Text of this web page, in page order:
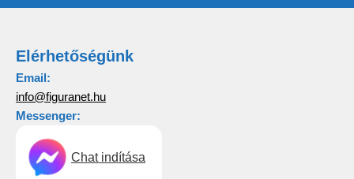
Elérhetőségünk
Email:
info@figuranet.hu
Messenger:
Chat indítása